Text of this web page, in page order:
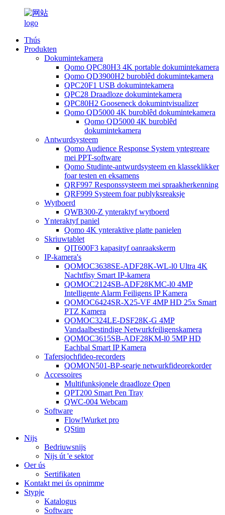
Thús
Produkten
Dokumintekamera
Qomo QPC80H3 4K portable dokumintekamera
Qomo QD3900H2 buroblêd dokumintekamera
QPC20F1 USB dokumintekamera
QPC28 Draadloze dokumintekamera
QPC80H2 Gooseneck dokumintvisualizer
Qomo QD5000 4K buroblêd dokumintekamera
Qomo QD5000 4K buroblêd
dokumintekamera
Antwurdsysteem
Qomo Audience Response System yntegreare
mei PPT-software
Qomo Studinte-antwurdsysteem en klasseklikker
foar testen en eksamens
QRF997 Responssysteem mei spraakherkenning
QRF999 Systeem foar publyksreaksje
Wytboerd
QWB300-Z ynteraktyf wytboerd
Ynteraktyf paniel
Qomo 4K ynteraktive platte panielen
Skriuwtablet
QIT600F3 kapasityf oanraakskerm
IP-kamera's
QOMOC3638SE-ADF28K-WL-l0 ​​Ultra 4K
Nachtfisy Smart IP-kamera
QOMOC2124SB-ADF28KMC-l0 4MP
Intelligente Alarm Feiligens IP Kamera
QOMOC6424SR-X25-VF 4MP HD 25x Smart
PTZ Kamera
QOMOC324LE-DSF28K-G 4MP
Vandaalbestindige Netwurkfeiligenskamera
QOMOC3615SB-ADF28KM-l0 5MP HD
Eachbal Smart IP Kamera
Tafersjochfideo-recorders
QOMON501-BP-searje netwurkfideorekorder
Accessoires
Multifunksjonele draadloze Qpen
QPT200 Smart Pen Tray
QWC-004 Webcam
Software
Flow!Wurket pro
QStim
Nijs
Bedriuwsnijs
Nijs út 'e sektor
Oer ús
Sertifikaten
Kontakt mei ús opnimme
Stypje
Katalogus
Software